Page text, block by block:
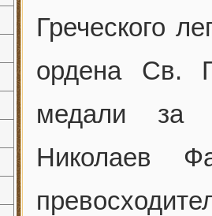
Греческого
ордена Св.
медали за
Николаев